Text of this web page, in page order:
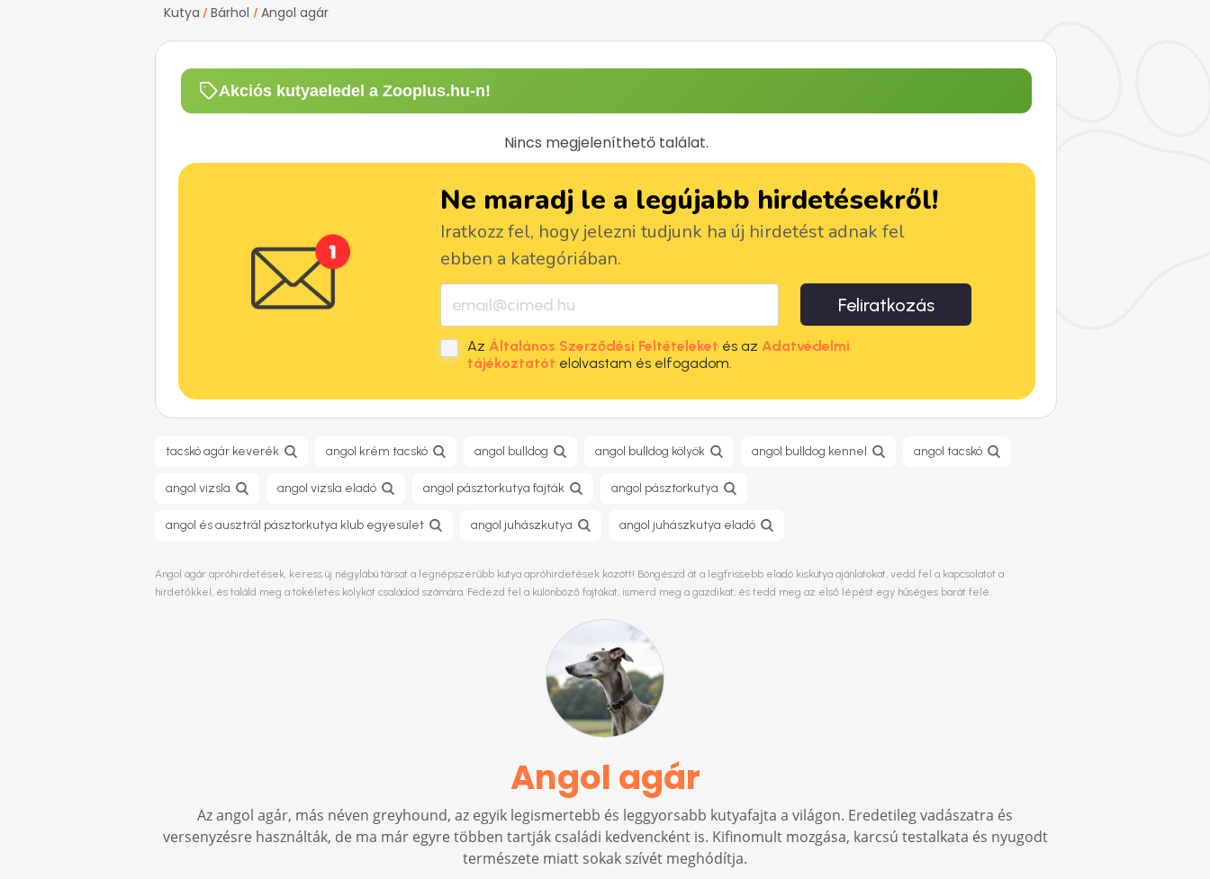
Kutya / Bárhol / Angol agár
Akciós kutyaeledel a Zooplus.hu-n!
Nincs megjeleníthető találat.
Ne maradj le a legújabb hirdetésekről!
Iratkozz fel, hogy jelezni tudjunk ha új hirdetést adnak fel
ebben a kategóriában.
Feliratkozás
Az Általános Szerződési Feltételeket és az Adatvédelmi
tájékoztatót elolvastam és elfogadom.
tacskó agár keverék angol krém tacskó angol bulldog angol bulldog kölyök angol bulldog kennel angol tacskó
angol vizsla angol vizsla eladó angol pásztorkutya fajták angol pásztorkutya
angol és ausztrál pásztorkutya klub egyesület angol juhászkutya angol juhászkutya eladó
Angol agár apróhirdetések, keress új négylábú társat a legnépszerűbb kutya apróhirdetések között! Böngészd át a legfrissebb eladó kiskutya ajánlatokat, vedd fel a kapcsolatot a
hirdetőkkel, és találd meg a tökéletes kölyköt családod számára. Fedezd fel a különböző fajtákat, ismerd meg a gazdikat, és tedd meg az első lépést egy hűséges barát felé.
Angol agár
Az angol agár, más néven greyhound, az egyik legismertebb és leggyorsabb kutyafajta a világon. Eredetileg vadászatra és
versenyzésre használták, de ma már egyre többen tartják családi kedvencként is. Kifinomult mozgása, karcsú testalkata és nyugodt
természete miatt sokak szívét meghódítja.